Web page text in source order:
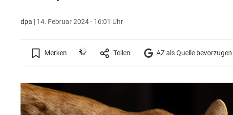
dpa | 14. Februar 2024 - 16:01 Uhr
Merken Teilen AZ als Quelle bevorzugen